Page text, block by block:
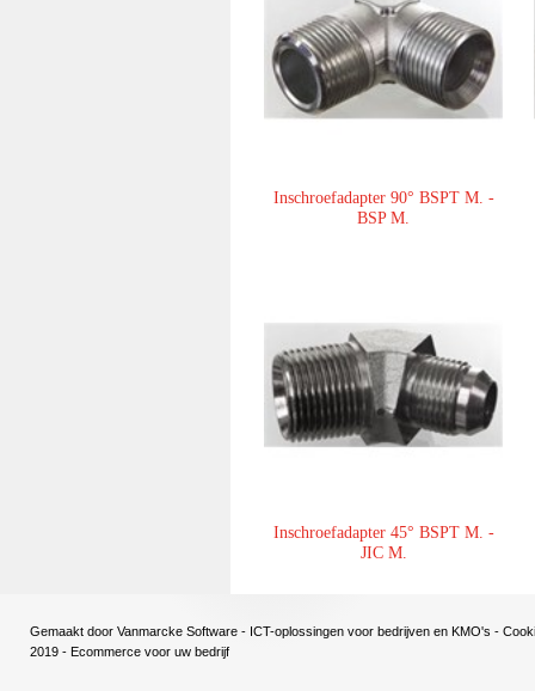
Inschroefadapter 90° BSPT M. -
BSP M.
Inschroefadapter 45° BSPT M. -
JIC M.
Gemaakt door Vanmarcke Software - ICT-oplossingen voor bedrijven en KMO's -
2019 - Ecommerce voor uw bedrijf